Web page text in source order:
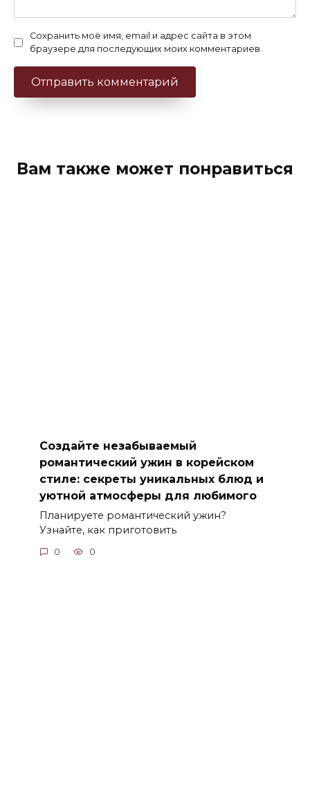
Сохранить моё имя, email и адрес сайта в этом
браузере для последующих моих комментариев.
Вам также может понравиться
Создайте незабываемый
романтический ужин в корейском
стиле: секреты уникальных блюд и
уютной атмосферы для любимого
Планируете романтический ужин?
Узнайте, как приготовить
0 0